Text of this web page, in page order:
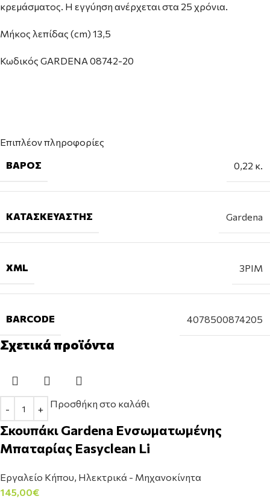
κρεμάσματος. Η εγγύηση ανέρχεται στα 25 χρόνια.
Μήκος λεπίδας (cm) 13,5
Κωδικός GARDENA 08742-20
Επιπλέον πληροφορίες
ΒΆΡΟΣ
0,22 κ.
ΚΑΤΑΣΚΕΥΑΣΤΉΣ Gardena
XML 3PIM
BARCODE 4078500874205
Σχετικά προϊόντα
Προσθήκη στο καλάθι
Σκουπάκι Gardena Ενσωματωμένης
Μπαταρίας Easyclean Li
Εργαλείο Κήπου, Ηλεκτρικά - Μηχανοκίνητα
145,00€